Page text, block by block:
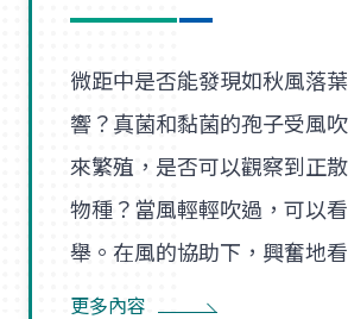
微距中是否能發現如秋風落
響？真菌和黏菌的孢子受風
來繁殖，是否可以觀察到正
物種？當風輕輕吹過，可以
舉。在風的協助下，興奮地
孢子的盛況，在精彩過程中也
更多內容